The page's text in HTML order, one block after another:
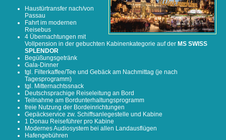
Haustürtransfer nach/von
Passau
Fahrt im modernen
Reisebus
4 Übernachtungen mit
Vollpension in der gebuchten Kabinenkategorie auf der MS SWISS
SPLENDOR
Begüßungsgetränk
Gala-Dinner
tgl. Filterkaffee/Tee und Gebäck am Nachmittag (je nach
Tagesprogramm)
tgl. Mitternachtssnack
Deutschsprachige Reiseleitung an Bord
Teilnahme am Bordunterhaltungsprogramm
freie Nutzung der Bordeinrichtungen
Gepäckservice zw. Schiffsanlegestelle und Kabine
1 Donau Reiseführer pro Kabine
Modernes Audiosystem bei allen Landausflügen
Hafengebühren